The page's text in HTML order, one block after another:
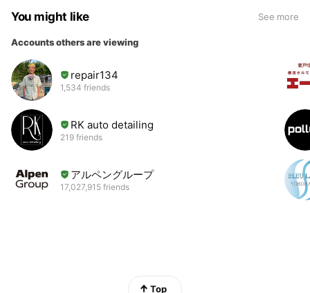
You might like See more
Accounts others are viewing
repair134
1,534 friends
RK auto detailing
219 friends
アルペングループ
17,027,915 friends
Top